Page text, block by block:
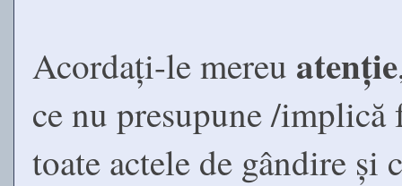
Acordați-le mereu atenție
ce nu presupune /
toate actele de gândire